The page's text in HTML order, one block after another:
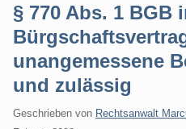
§ 770 Abs. 1 BGB
unangemessene
und zulässig
Geschrieben von Rechtsanwalt